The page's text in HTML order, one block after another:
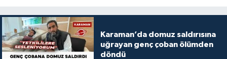
Karaman’da domuz saldırısına
uğrayan genç çoban ölümden
döndü